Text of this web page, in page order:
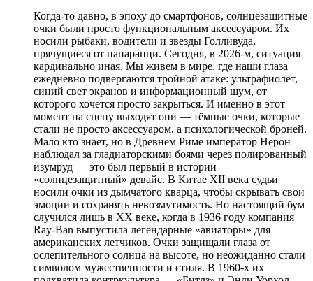
Когда-то давно, в эпоху до смартфонов, солнцезащитные
очки были просто функциональным аксессуаром. Их
носили рыбаки, водители и звезды Голливуда,
прячущиеся от папарацци. Сегодня, в 2026-м, ситуация
кардинально иная. Мы живем в мире, где наши глаза
ежедневно подвергаются тройной атаке: ультрафиолет,
синий свет экранов и информационный шум, от
которого хочется просто закрыться. И именно в этот
момент на сцену выходят они — тёмные очки, которые
стали не просто аксессуаром, а психологической броней.
Мало кто знает, но в Древнем Риме император Нерон
наблюдал за гладиаторскими боями через полированный
изумруд — это был первый в истории
«солнцезащитный» девайс. В Китае XII века судьи
носили очки из дымчатого кварца, чтобы скрывать свои
эмоции и сохранять невозмутимость. Но настоящий бум
случился лишь в XX веке, когда в 1936 году компания
Ray-Ban выпустила легендарные «авиаторы» для
американских летчиков. Очки защищали глаза от
ослепительного солнца на высоте, но неожиданно стали
символом мужественности и стиля. В 1960-х их